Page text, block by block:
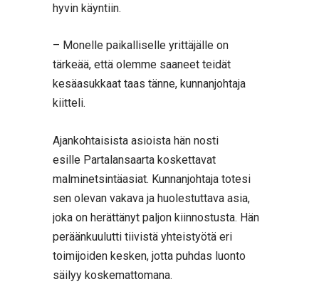
hyvin käyntiin.
– Monelle paikalliselle yrittäjälle on
tärkeää, että olemme saaneet teidät
kesäasukkaat taas tänne, kunnanjohtaja
kiitteli.
Ajankohtaisista asioista hän nosti
esille Partalansaarta koskettavat
malminetsintäasiat. Kunnanjohtaja totesi
sen olevan vakava ja huolestuttava asia,
joka on herättänyt paljon kiinnostusta. Hän
peräänkuulutti tiivistä yhteistyötä eri
toimijoiden kesken, jotta puhdas luonto
säilyy koskemattomana.